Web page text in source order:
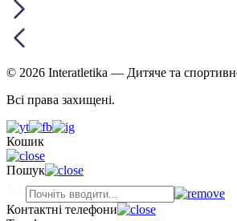
© 2026 Interatletika — Дитяче та
Всі права захищені.
Кошик
Пошук
Контактні телефони